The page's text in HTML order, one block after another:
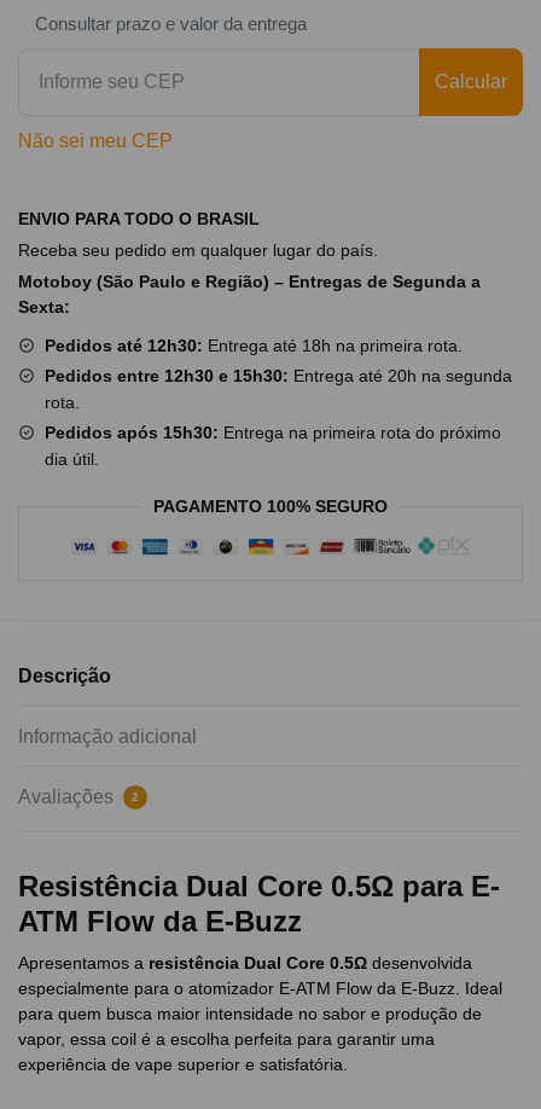
Consultar prazo e valor da entrega
Calcular
Não sei meu CEP
ENVIO PARA TODO O BRASIL
Receba seu pedido em qualquer lugar do país.
Motoboy (São Paulo e Região) – Entregas de Segunda a
Sexta:
Pedidos até 12h30: Entrega até 18h na primeira rota.
Pedidos entre 12h30 e 15h30: Entrega até 20h na segunda
rota.
Pedidos após 15h30: Entrega na primeira rota do próximo
dia útil.
PAGAMENTO 100% SEGURO
Descrição
Informação adicional
Avaliações 2
Resistência Dual Core 0.5Ω para E-
ATM Flow da E-Buzz
Apresentamos a resistência Dual Core 0.5Ω desenvolvida
especialmente para o atomizador E-ATM Flow da E-Buzz. Ideal
para quem busca maior intensidade no sabor e produção de
vapor, essa coil é a escolha perfeita para garantir uma
experiência de vape superior e satisfatória.